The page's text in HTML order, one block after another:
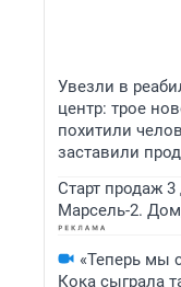
Увезли в
центр: трое
похитили
заставили
Старт продаж
Марсель-2.
«Теперь мы
Кока сыграла